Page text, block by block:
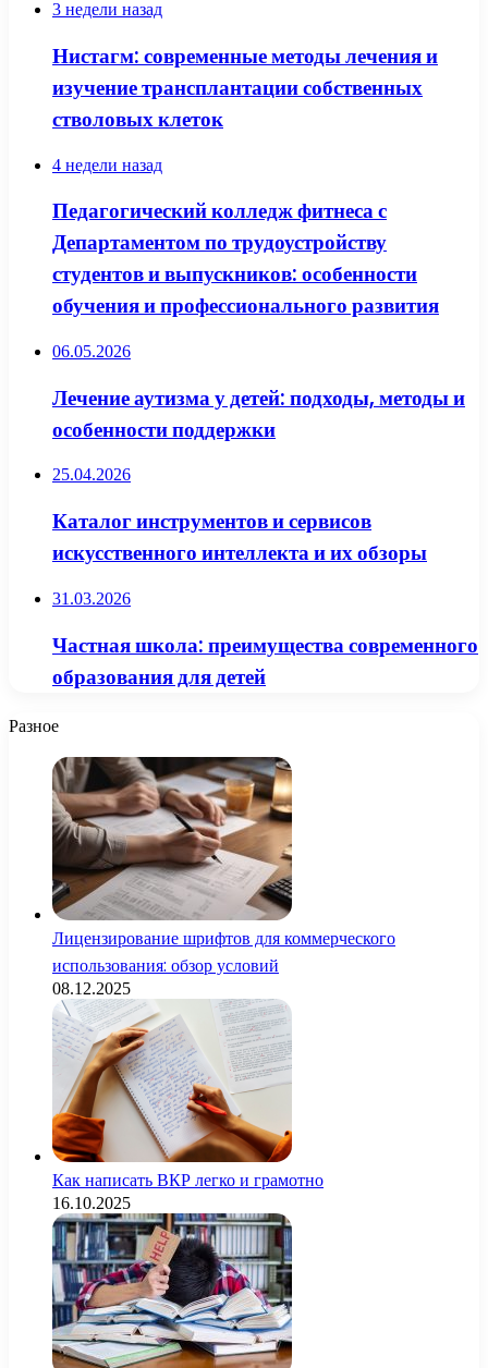
3 недели назад
Нистагм: современные методы лечения и
изучение трансплантации собственных
стволовых клеток
4 недели назад
Педагогический колледж фитнеса с
Департаментом по трудоустройству
студентов и выпускников: особенности
обучения и профессионального развития
06.05.2026
Лечение аутизма у детей: подходы, методы и
особенности поддержки
25.04.2026
Каталог инструментов и сервисов
искусственного интеллекта и их обзоры
31.03.2026
Частная школа: преимущества современного
образования для детей
Разное
Лицензирование шрифтов для коммерческого
использования: обзор условий
08.12.2025
Как написать ВКР легко и грамотно
16.10.2025